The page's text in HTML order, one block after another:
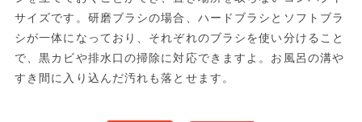
サイズです。研磨ブラシの場合、ハードブラシとソフトブラ
シが一体になっており、それぞれのブラシを使い分けること
で、黒カビや排水口の掃除に対応できますよ。お風呂の溝や
すき間に入り込んだ汚れも落とせます。